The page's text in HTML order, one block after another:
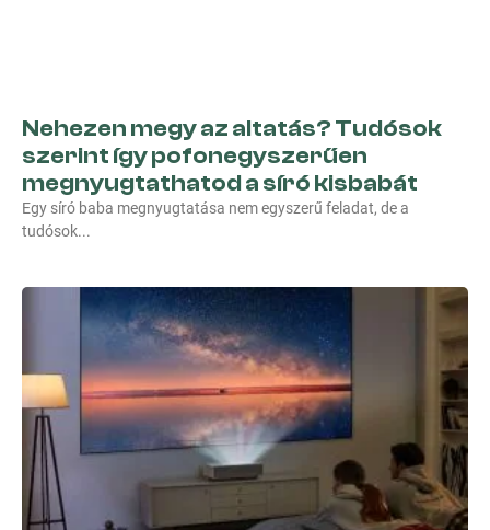
Nehezen megy az altatás? Tudósok
szerint így pofonegyszerűen
megnyugtathatod a síró kisbabát
Egy síró baba megnyugtatása nem egyszerű feladat, de a
tudósok